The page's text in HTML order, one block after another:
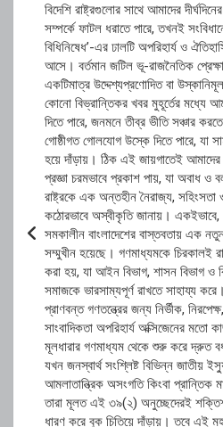
বিদেশি রাষ্ট্রগুলোর সাথে আমাদের
সম্পর্কে ফাটল ধরাতে পারে, তখনই
বিধিনিষেধ’-এর ঢালটি অপরিহার্য ও
আসে। বর্তমান জটিল ভূ-রাজনৈতিক
একটিমাত্র উদ্দেশ্যপ্রণোদিত বা
কোনো বিভ্রান্তিকর খবর মুহূর্তের মধ্যে
দিতে পারে, জনমনে তীব্র ভীতি সঞ্চার
গোষ্ঠীগত গোলযোগ উস্কে দিতে পারে, যা
হয়ে দাঁড়ায়। ঠিক এই জায়গাতেই আমাদের
প্রজ্ঞা চরমভাবে প্রকাশ পায়, যা অবাধ ও
রাষ্ট্রকে এক অন্তহীন নৈরাজ্য, সহিংসতা
কঠোরভাবে অস্বীকৃতি জানায়। ​একইভাবে,
সমকালীন বাংলাদেশের বাস্তবতায় এক
সম্মুখীন হয়েছে। গণমাধ্যমকে চিরকালই
করা হয়, যা আইন বিভাগ, শাসন বিভাগ ও
সমাজকে ভারসাম্যপূর্ণ রাখতে সাহায্য
প্রাণবন্ত গণতন্ত্রের জন্য নির্ভীক,
সাংবাদিকতা অপরিহার্য অক্সিজেনের মতো
মূলধারার গণমাধ্যম থেকে শুরু করে দ্রুত
যখন জনস্বার্থ সংশ্লিষ্ট বিভিন্ন জাতীয়
আমলাতান্ত্রিক অসংগতি কিংবা প্রান্তিক
তারা মূলত এই ৩৯(২) অনুচ্ছেদেরই
ধারণ করে বুক চিতিয়ে দাঁড়ায়। তবে এই